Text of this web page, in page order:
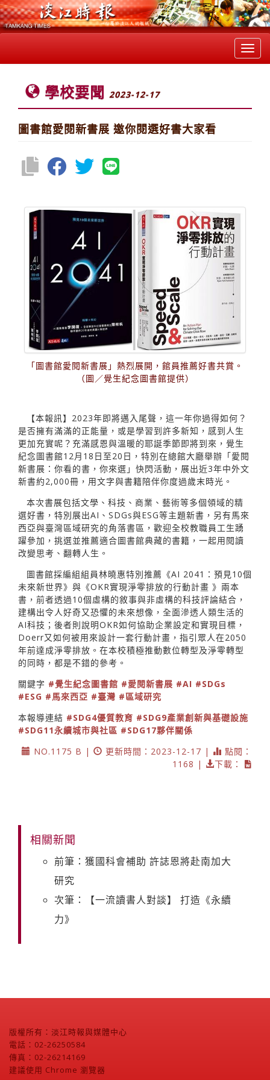
學校要聞 2023-12-17
圖書館愛閱新書展 邀你閱選好書大家看
「圖書館愛閱新書展」熱烈展開，館員推薦好書共賞。
（圖／覺生紀念圖書館提供）
【本報訊】2023年即將邁入尾聲，這一年你過得如何？
是否擁有滿滿的正能量，或是學習到許多新知，感到人生
更加充實呢？充滿感恩與溫暖的耶誕季節即將到來，覺生
紀念圖書館12月18日至20日，特別在總館大廳舉辦「愛閱
新書展：你看的書，你來選」快閃活動，展出近3年中外文
新書約2,000冊，用文字與書籍陪伴你度過歲末時光。
本次書展包括文學、科技、商業、藝術等多個領域的精
選好書，特別展出AI、SDGs與ESG等主題新書，另有馬來
西亞與臺灣區域研究的角落書區，歡迎全校教職員工生踴
躍參加，挑選並推薦適合圖書館典藏的書籍，一起用閱讀
改變思考、翻轉人生。
圖書館採編組組員林曉惠特別推薦《AI 2041：預見10個
未來新世界》與《OKR實現淨零排放的行動計畫 》兩本
書，前者透過10個虛構的敘事與非虛構的科技評論結合，
建構出令人好奇又恐懼的未來想像，全面滲透人類生活的
AI科技；後者則說明OKR如何協助企業設定和實現目標，
Doerr又如何被用來設計一套行動計畫，指引眾人在2050
年前達成淨零排放。在本校積極推動數位轉型及淨零轉型
的同時，都是不錯的參考。
關鍵字 #覺生紀念圖書館 #愛閱新書展 #AI #SDGs
#ESG #馬來西亞 #臺灣 #區域研究
本報導連結 #SDG4優質教育 #SDG9產業創新與基礎設施
#SDG11永續城市與社區 #SDG17夥伴關係
NO.1175 B |
更新時間：2023-12-17 |
點閱：
1168 |
下載：
相關新聞
前筆：獲國科會補助 許誌恩將赴南加大
研究
次筆：【一流讀書人對談】 打造《永續
力》
版權所有：淡江時報與媒體中心
電話：02-26250584
傳真：02-26214169
建議使用 Chrome 瀏覽器